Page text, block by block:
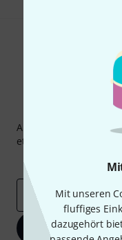
Mit unseren
fluffiges
dazugehört
Abonniere den
etwas Glück einen von
Inspirierende
E-Mail-Adresse*